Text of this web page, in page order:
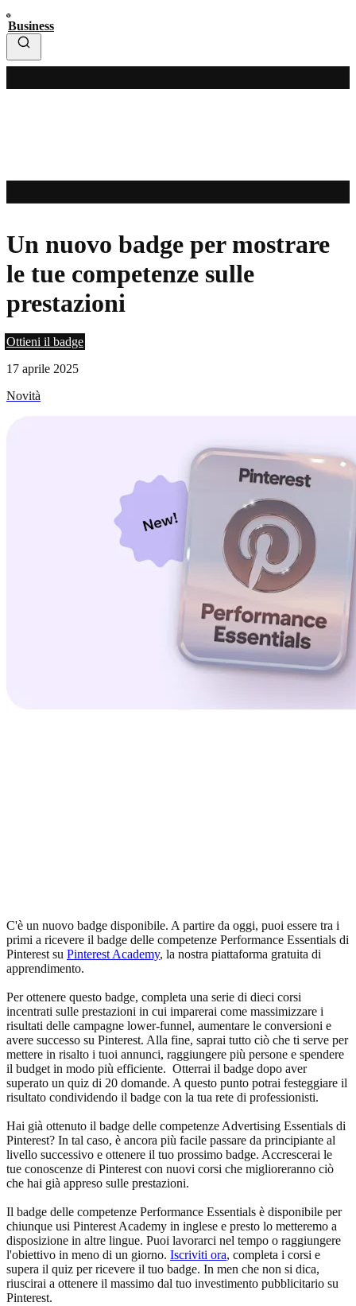
Business
Un nuovo badge per mostrare
le tue competenze sulle
prestazioni
Ottieni il badge
17 aprile 2025
Novità
C'è un nuovo badge disponibile. A partire da oggi, puoi essere tra i
primi a ricevere il badge delle competenze Performance Essentials di
Pinterest su Pinterest Academy, la nostra piattaforma gratuita di
apprendimento.
Per ottenere questo badge, completa una serie di dieci corsi
incentrati sulle prestazioni in cui imparerai come massimizzare i
risultati delle campagne lower-funnel, aumentare le conversioni e
avere successo su Pinterest. Alla fine, saprai tutto ciò che ti serve per
mettere in risalto i tuoi annunci, raggiungere più persone e spendere
il budget in modo più efficiente. Otterrai il badge dopo aver
superato un quiz di 20 domande. A questo punto potrai festeggiare il
risultato condividendo il badge con la tua rete di professionisti.
Hai già ottenuto il badge delle competenze Advertising Essentials di
Pinterest? In tal caso, è ancora più facile passare da principiante al
livello successivo e ottenere il tuo prossimo badge. Accrescerai le
tue conoscenze di Pinterest con nuovi corsi che miglioreranno ciò
che hai già appreso sulle prestazioni.
Il badge delle competenze Performance Essentials è disponibile per
chiunque usi Pinterest Academy in inglese e presto lo metteremo a
disposizione in altre lingue. Puoi lavorarci nel tempo o raggiungere
l'obiettivo in meno di un giorno. Iscriviti ora, completa i corsi e
supera il quiz per ricevere il tuo badge. In men che non si dica,
riuscirai a ottenere il massimo dal tuo investimento pubblicitario su
Pinterest.